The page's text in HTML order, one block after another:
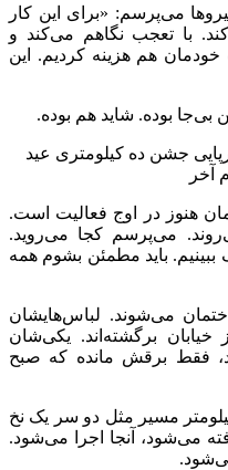
می‌پرسم: «برای این کار
با تعجب نگاهم می‌کند و
هم هزینه کردیم. این
بوده. شاید هم بوده.
هنوز در اوج فعالیت است.
می‌پرسم کجا می‌روید.
باید مطمئن بشوم همه
می‌شوند. لباس‌هایشان
برگشته‌اند. یکی‌شان
فقط برقش مانده که صبح
مسیر مثل دو سر یک نخ
می‌شود، آنجا اجرا می‌شود.